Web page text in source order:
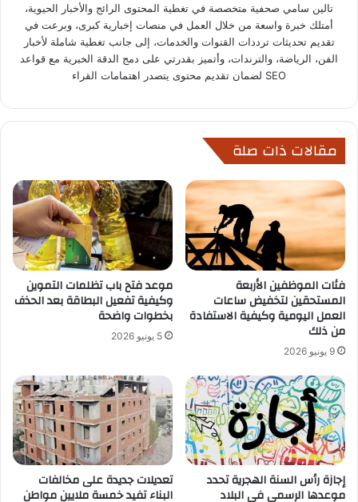
تالين سامي صحفية متخصصة في تغطية المحتوى الرائج والأخبار الحيوية،
أمتلك خبرة واسعة من خلال العمل في منصات إخبارية كبرى، وبرعت في
تقديم تحديثات ترددات القنوات والخدمات، إلى جانب تغطية شاملة لأخبار
الفن، الرياضة، والترندات، وأتميز بقدرتي على دمج الدقة الخبرية مع قواعد
SEO لضمان تقديم محتوى يتصدر اهتمامات القراء
مقالات ذات صلة
فئات الموظفين الأربعة
المستحقين لتخفيض ساعات
العمل اليومية وكيفية الاستفادة
من ذلك
9 يونيو 2026
موعد فتح باب تظلمات التموين
وكيفية تفعيل البطاقة بعد الحذف
بخطوات واضحة
5 يونيو 2026
إجازة رأس السنة الهجرية تحدد
موعدها الرسمي في البلاد
تعديلات جديدة على مخالفات
البناء تفيد خمسة ملايين مواطن